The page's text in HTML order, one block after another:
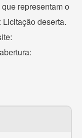
representam o
deserta.